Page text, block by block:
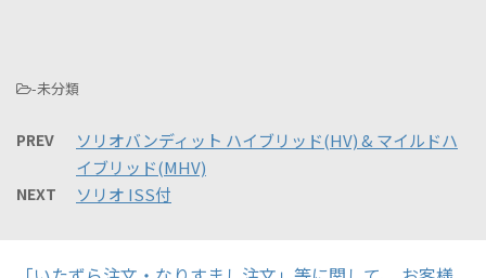
-未分類
PREV
ソリオバンディット ハイブリッド(HV) & マイルドハ
イブリッド(MHV)
NEXT ソリオ ISS付